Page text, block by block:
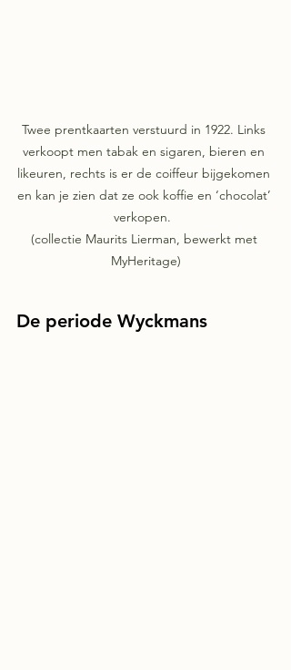
Twee prentkaarten verstuurd in 1922. Links
verkoopt men tabak en sigaren, bieren en
likeuren, rechts is er de coiffeur bijgekomen
en kan je zien dat ze ook koffie en ‘chocolat’
verkopen.
(collectie Maurits Lierman, bewerkt met
MyHeritage)
De periode Wyckmans